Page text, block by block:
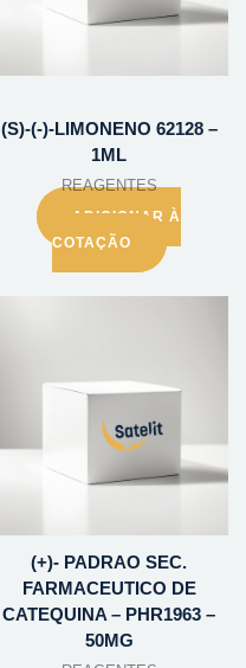
(S)-(-)-LIMONENO 62128 –
1ML
REAGENTES
ADICIONAR À
COTAÇÃO
(+)- PADRAO SEC.
FARMACEUTICO DE
CATEQUINA – PHR1963 –
50MG